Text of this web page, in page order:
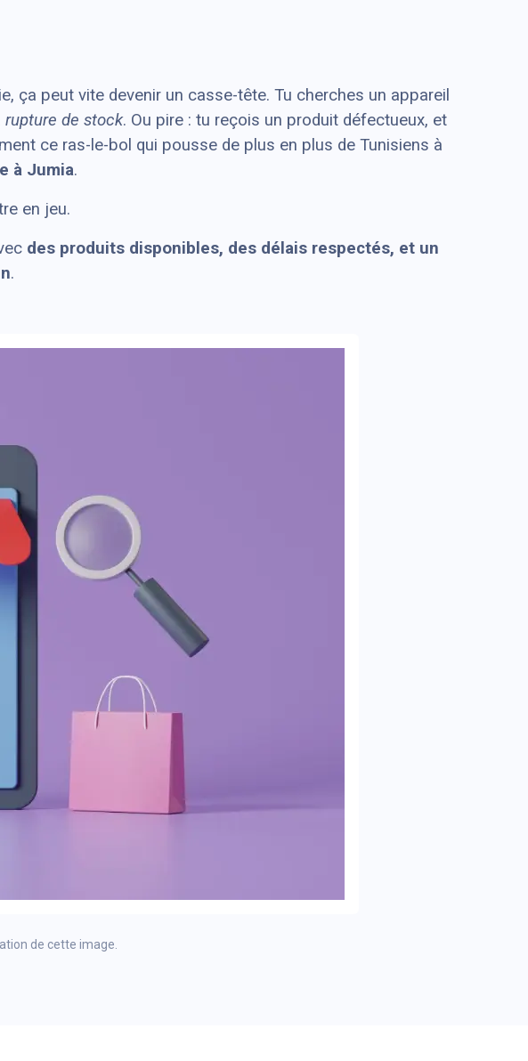
ça peut vite devenir un casse-tête. Tu cherches un appareil
rupture de stock. Ou pire : tu reçois un produit défectueux, et
ce ras-le-bol qui pousse de plus en plus de Tunisiens à
à Jumia.
en jeu.
des produits disponibles, des délais respectés, et un
.
de cette image.